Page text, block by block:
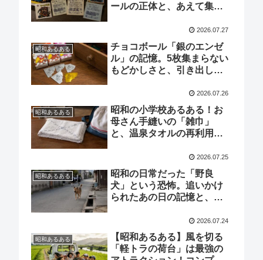
ールの正体と、あえて集め
2026.07.27
昭和あるある
チョコボール「銀のエンゼ
ル」の記憶。5枚集まらない
もどかしさと、引き出しに
2026.07.26
昭和あるある
昭和の小学校あるある！お
母さん手縫いの「雑巾」
と、温泉タオルの再利用文
2026.07.25
昭和あるある
昭和の日常だった「野良
犬」という恐怖。追いかけ
られたあの日の記憶と、姿
2026.07.24
昭和あるある
【昭和あるある】風を切る
「軽トラの荷台」は最強の